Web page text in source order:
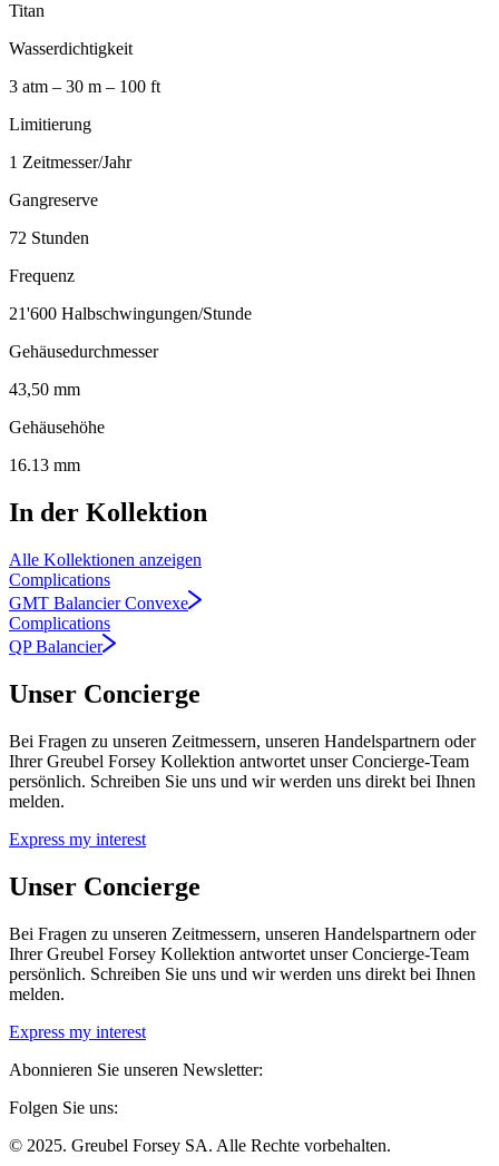
Titan
Wasserdichtigkeit
3 atm – 30 m – 100 ft
Limitierung
1 Zeitmesser/Jahr
Gangreserve
72 Stunden
Frequenz
21'600 Halbschwingungen/Stunde
Gehäusedurchmesser
43,50 mm
Gehäusehöhe
16.13 mm
In der Kollektion
Alle Kollektionen anzeigen
Complications
GMT Balancier Convexe
Complications
QP Balancier
Unser Concierge
Bei Fragen zu unseren Zeitmessern, unseren Handelspartnern oder
Ihrer Greubel Forsey Kollektion antwortet unser Concierge-Team
persönlich. Schreiben Sie uns und wir werden uns direkt bei Ihnen
melden.
Express my interest
Unser Concierge
Bei Fragen zu unseren Zeitmessern, unseren Handelspartnern oder
Ihrer Greubel Forsey Kollektion antwortet unser Concierge-Team
persönlich. Schreiben Sie uns und wir werden uns direkt bei Ihnen
melden.
Express my interest
Abonnieren Sie unseren Newsletter:
Folgen Sie uns:
© 2025. Greubel Forsey SA. Alle Rechte vorbehalten.